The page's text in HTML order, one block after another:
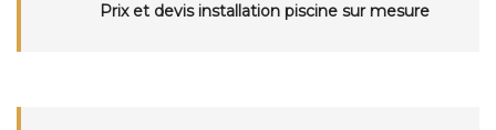
Prix et devis installation piscine sur mesure